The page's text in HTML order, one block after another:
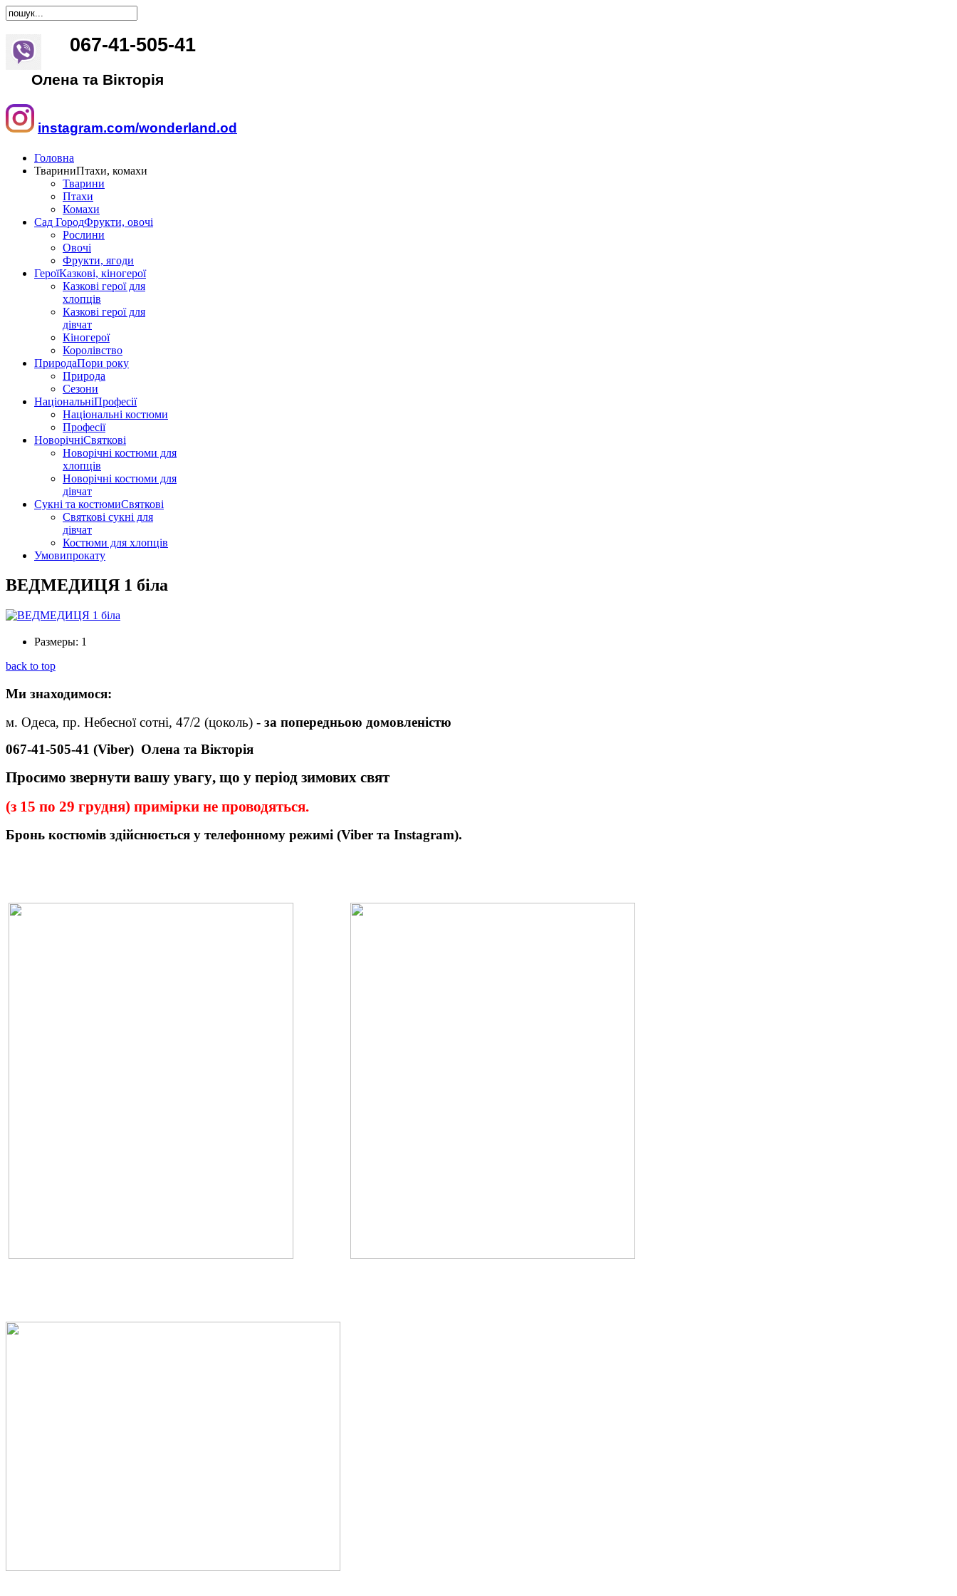
067-41-505-41
Олена та Вікторія
instagram.com/wonderland.od
Головна
ТвариниПтахи, комахи
Тварини
Птахи
Комахи
Сад ГородФрукти, овочі
Рослини
Овочі
Фрукти, ягоди
ГероїКазкові, кіногерої
Казкові герої для
хлопців
Казкові герої для
дівчат
Кіногерої
Королівство
ПриродаПори року
Природа
Сезони
НаціональніПрофесії
Національні костюми
Професії
НоворічніСвяткові
Новорічні костюми для
хлопців
Новорічні костюми для
дівчат
Сукні та костюмиСвяткові
Святкові сукні для
дівчат
Костюми для хлопців
Умовипрокату
ВЕДМЕДИЦЯ 1 біла
Размеры: 1
back to top
Ми знаходимося:
м. Одеса, пр. Небесної сотні, 47/2 (цоколь) - за попередньою домовленістю
067-41-505-41 (Viber) Олена та Вікторія
Просимо звернути вашу увагу, що у період зимових свят
(з 15 по 29 грудня) примірки не проводяться.
Бронь костюмів здійснюється у телефонному режимі (Viber та Instagram).